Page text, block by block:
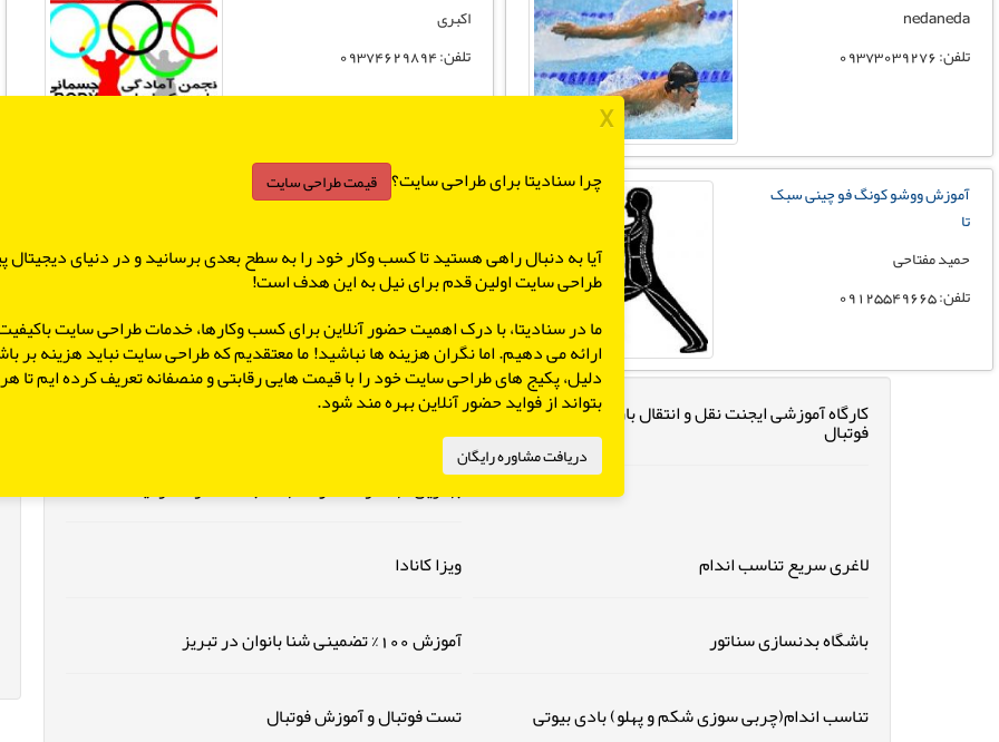
X
nedaneda
تلفن: 09373039276
اکبری
تلفن: 09374629894
آموزش ووشو کونگ فو چینی سبک
تا
حمید مفتاحی
تلفن: 09125549665
آموزش شنا ؛ شیرجه و واترپلو
تلفن: 02144952618 091
کارگاه آموزشی ایجنت نقل و انتقال بازیکن فوتبال آی تی
فوتبال
در زمان کرونا تهدید ها را تبدیل به فرصت کنید
بهترین مهد کودک در مشهد - باشگاه کودک و آینده
لاغری سریع تناسب اندام ویزا کانادا
باشگاه بدنسازی سناتور آموزش 100% تضمینی شنا بانوان در تبریز
تناسب اندام(چربی سوزی شکم و پهلو) بادی بیوتی تست فوتبال و آموزش فوتبال
X
چرا سنادیتا برای طراحی سایت؟ قیمت طراحی سایت
آیا به دنبال راهی هستید تا کسب وکار خود را به سطح بعدی برسانید و در دنیای دیجیتال
طراحی سایت اولین قدم برای نیل به این هدف است!
ما در سنادیتا، با درک اهمیت حضور آنلاین برای کسب وکارها، خدمات طراحی سایت
ارائه می دهیم. اما نگران هزینه ها نباشید! ما معتقدیم که طراحی سایت نباید هزینه بر
دلیل، پکیج های طراحی سایت خود را با قیمت هایی رقابتی و منصفانه تعریف کرده ایم تا
بتواند از فواید حضور آنلاین بهره مند شود.
دریافت مشاوره رایگان